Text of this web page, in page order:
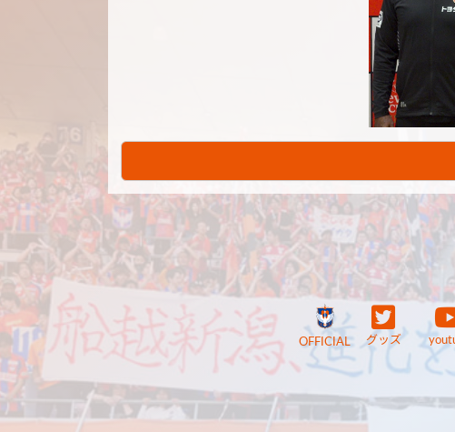
OFFICIAL グッズ